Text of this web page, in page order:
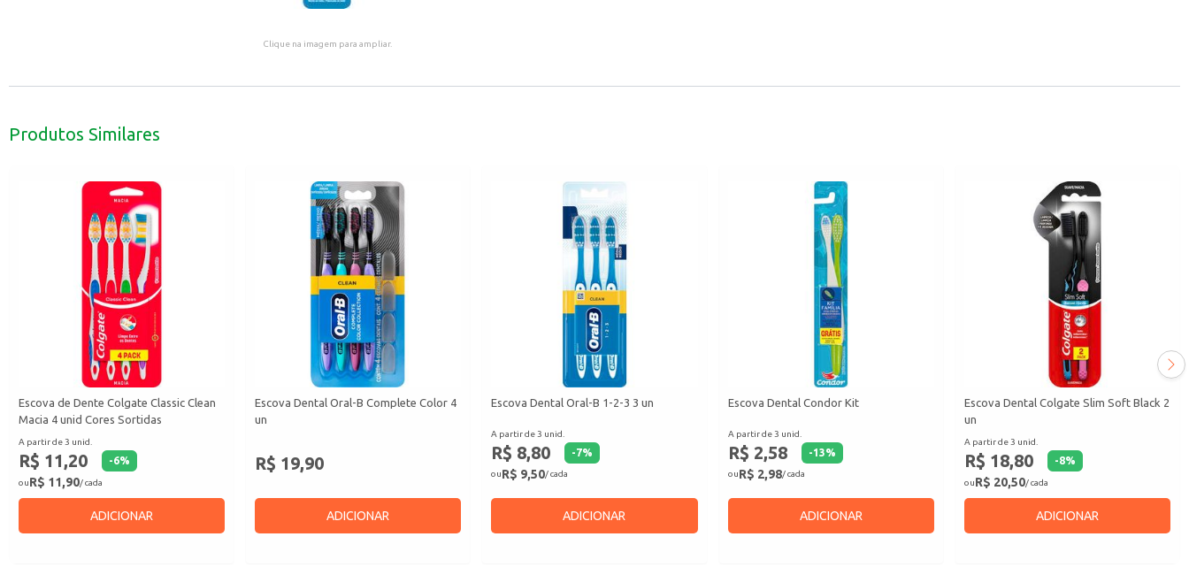
Clique na imagem para ampliar.
Produtos Similares
Escova de Dente Colgate Classic Clean
Macia 4 unid Cores Sortidas
A partir de 3 unid.
R$ 11,20 -6%
ouR$ 11,90/ cada
ADICIONAR
Escova Dental Oral-B Complete Color 4
un
R$ 19,90
ADICIONAR
Escova Dental Oral-B 1-2-3 3 un
A partir de 3 unid.
R$ 8,80 -7%
ouR$ 9,50/ cada
ADICIONAR
Escova Dental Condor Kit
A partir de 3 unid.
R$ 2,58 -13%
ouR$ 2,98/ cada
ADICIONAR
Escova Dental Colgate Slim Soft Black 2
un
A partir de 3 unid.
R$ 18,80 -8%
ouR$ 20,50/ cada
ADICIONAR